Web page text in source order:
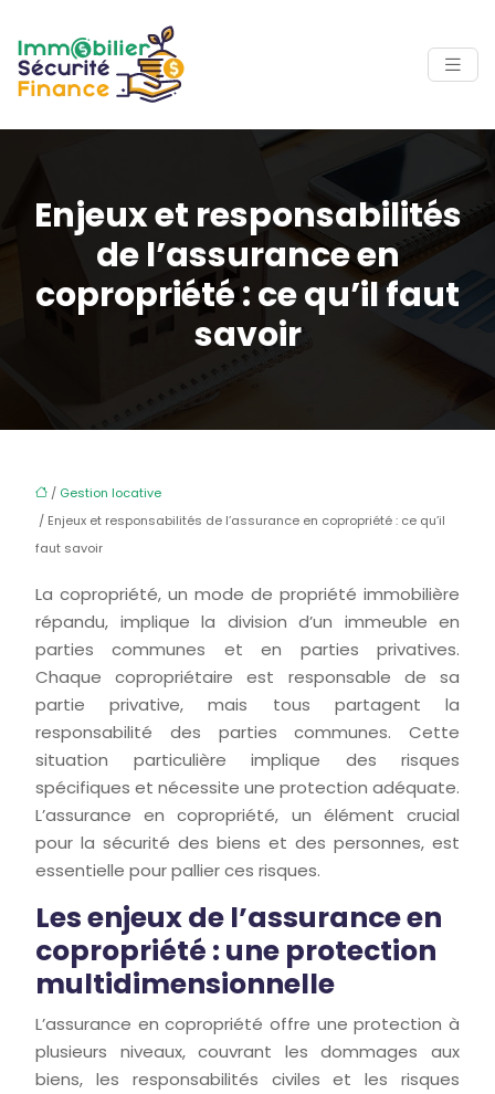
Enjeux et responsabilités
de l’assurance en
copropriété : ce qu’il faut
savoir
/ Gestion locative
/ Enjeux et responsabilités de l’assurance en copropriété : ce qu’il
faut savoir
La copropriété, un mode de propriété immobilière
répandu, implique la division d’un immeuble en
parties communes et en parties privatives.
Chaque copropriétaire est responsable de sa
partie privative, mais tous partagent la
responsabilité des parties communes. Cette
situation particulière implique des risques
spécifiques et nécessite une protection adéquate.
L’assurance en copropriété, un élément crucial
pour la sécurité des biens et des personnes, est
essentielle pour pallier ces risques.
Les enjeux de l’assurance en
copropriété : une protection
multidimensionnelle
L’assurance en copropriété offre une protection à
plusieurs niveaux, couvrant les dommages aux
biens, les responsabilités civiles et les risques